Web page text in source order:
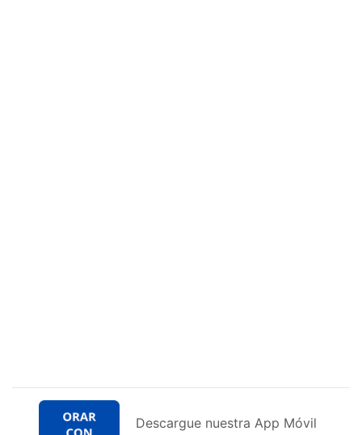
Descargue nuestra App Móvil